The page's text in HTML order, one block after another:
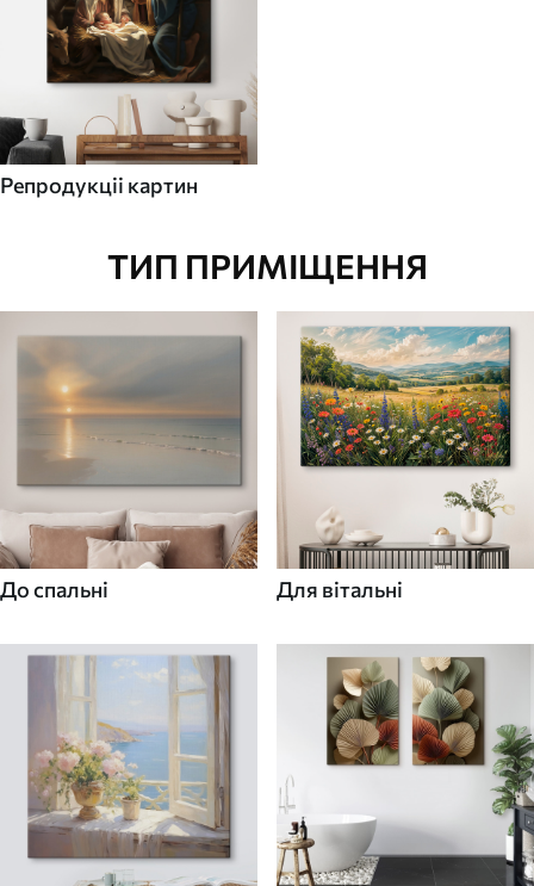
Репродукціі картин
ТИП ПРИМІЩЕННЯ
До спальні Для вітальні